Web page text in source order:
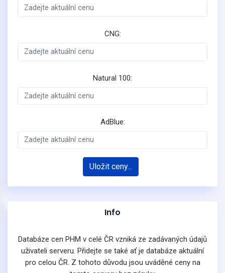
CNG:
Natural 100:
AdBlue:
Uložit ceny...
Info
Databáze cen PHM v celé ČR vzniká ze zadávaných údajů
uživateli serveru. Přidejte se také ať je databáze aktuální
pro celou ČR. Z tohoto důvodu jsou uváděné ceny na